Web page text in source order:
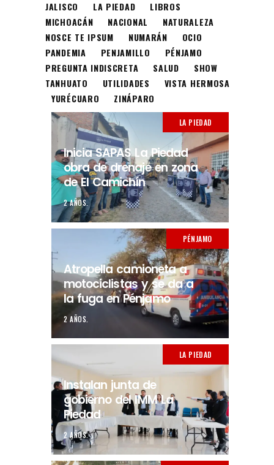
JALISCO LA PIEDAD
LIBROS
MICHOACÁN
NACIONAL
NATURALEZA
NOSCE TE IPSUM
NUMARÁN
OCIO
PANDEMIA
PENJAMILLO
PÉNJAMO
PREGUNTA INDISCRETA
SALUD
SHOW
TANHUATO
UTILIDADES
VISTA HERMOSA
YURÉCUARO
ZINÁPARO
LA PIEDAD
Inicia SAPAS La Piedad
obra de drenaje en zona
de El Camichín
2 AÑOS.
PÉNJAMO
Atropella camioneta a
motociclistas y se da a
la fuga en Pénjamo
2 AÑOS.
LA PIEDAD
Instalan junta de
gobierno del IMM La
Piedad
2 AÑOS.